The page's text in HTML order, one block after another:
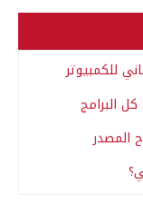
للكمبيوتر
البرامج
المصدر